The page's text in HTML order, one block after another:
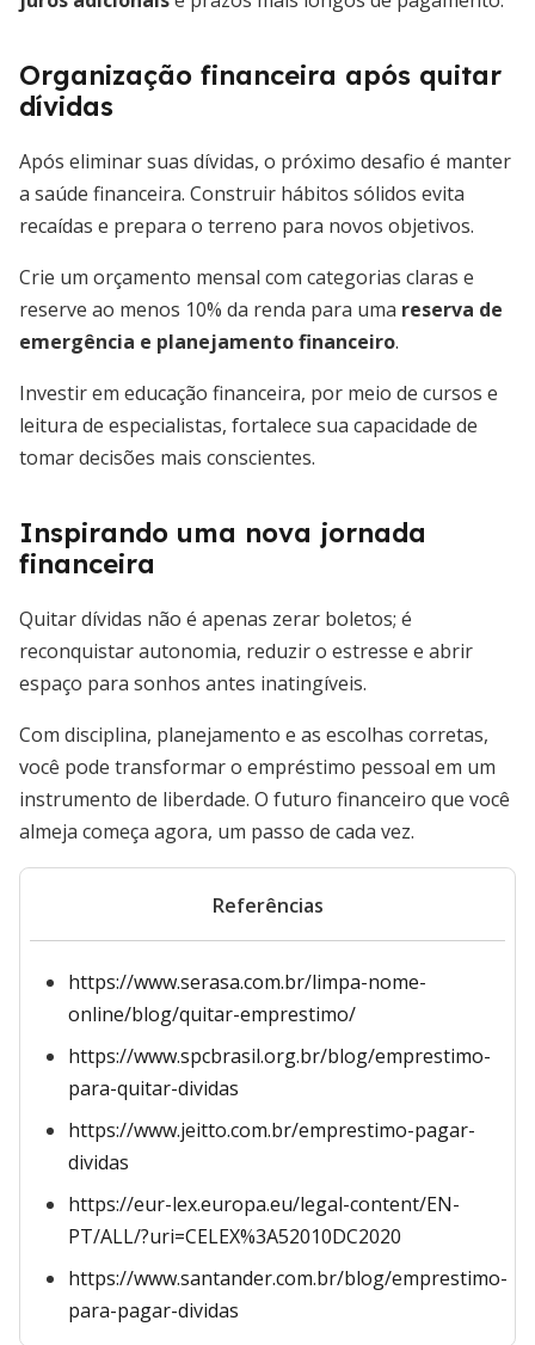
Organização financeira após quitar
dívidas
Após eliminar suas dívidas, o próximo desafio é manter
a saúde financeira. Construir hábitos sólidos evita
recaídas e prepara o terreno para novos objetivos.
Crie um orçamento mensal com categorias claras e
reserve ao menos 10% da renda para uma reserva de
emergência e planejamento financeiro.
Investir em educação financeira, por meio de cursos e
leitura de especialistas, fortalece sua capacidade de
tomar decisões mais conscientes.
Inspirando uma nova jornada
financeira
Quitar dívidas não é apenas zerar boletos; é
reconquistar autonomia, reduzir o estresse e abrir
espaço para sonhos antes inatingíveis.
Com disciplina, planejamento e as escolhas corretas,
você pode transformar o empréstimo pessoal em um
instrumento de liberdade. O futuro financeiro que você
almeja começa agora, um passo de cada vez.
Referências
https://www.serasa.com.br/limpa-nome-
online/blog/quitar-emprestimo/
https://www.spcbrasil.org.br/blog/emprestimo-
para-quitar-dividas
https://www.jeitto.com.br/emprestimo-pagar-
dividas
https://eur-lex.europa.eu/legal-content/EN-
PT/ALL/?uri=CELEX%3A52010DC2020
https://www.santander.com.br/blog/emprestimo-
para-pagar-dividas